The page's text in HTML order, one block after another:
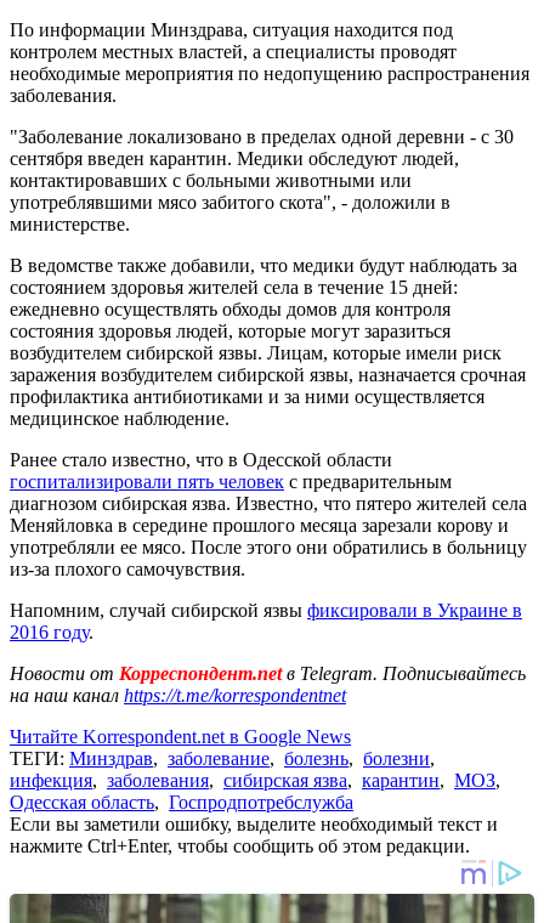
По информации Минздрава, ситуация находится под
контролем местных властей, а специалисты проводят
необходимые мероприятия по недопущению распространения
заболевания.
"Заболевание локализовано в пределах одной деревни - с 30
сентября введен карантин. Медики обследуют людей,
контактировавших с больными животными или
употреблявшими мясо забитого скота", - доложили в
министерстве.
В ведомстве также добавили, что медики будут наблюдать за
состоянием здоровья жителей села в течение 15 дней:
ежедневно осуществлять обходы домов для контроля
состояния здоровья людей, которые могут заразиться
возбудителем сибирской язвы. Лицам, которые имели риск
заражения возбудителем сибирской язвы, назначается срочная
профилактика антибиотиками и за ними осуществляется
медицинское наблюдение.
Ранее стало известно, что в Одесской области
госпитализировали пять человек с предварительным
диагнозом сибирская язва. Известно, что пятеро жителей села
Меняйловка в середине прошлого месяца зарезали корову и
употребляли ее мясо. После этого они обратились в больницу
из-за плохого самочувствия.
Напомним, случай сибирской язвы фиксировали в Украине в
2016 году.
Новости от Корреспондент.netв Telegram. Подписывайтесь
на наш канал https://t.me/korrespondentnet
Читайте Korrespondent.net в Google News
ТЕГИ: Минздрав, заболевание, болезнь, болезни,
инфекция, заболевания, сибирская язва, карантин, МОЗ,
Одесская область, Госпродпотребслужба
Если вы заметили ошибку, выделите необходимый текст и
нажмите Ctrl+Enter, чтобы сообщить об этом редакции.